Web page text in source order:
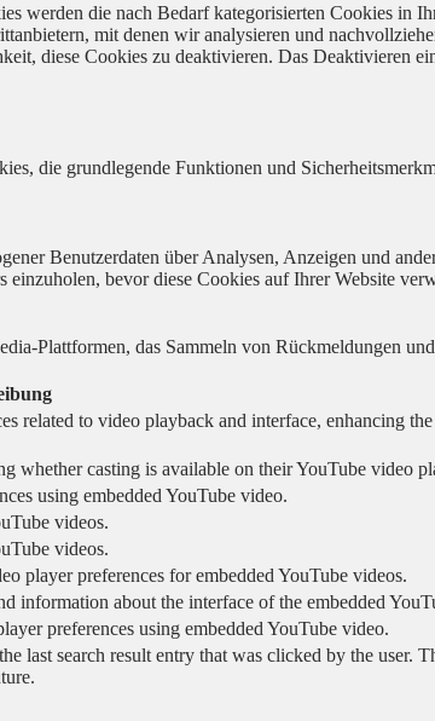
werden die nach Bedarf kategorisierten Cookies in
mit denen wir analysieren und
diese Cookies zu deaktivieren. Das Deaktivieren
die grundlegende Funktionen und
Benutzerdaten über Analysen, Anzeigen und
bevor diese Cookies auf Ihrer Website
Plattformen, das Sammeln von Rückmeldungen
related to video playback and interface, enhancing
whether casting is available on their YouTube video
using embedded YouTube video.
videos.
videos.
player preferences for embedded YouTube videos.
information about the interface of the embedded
preferences using embedded YouTube video.
search result entry that was clicked by the user.